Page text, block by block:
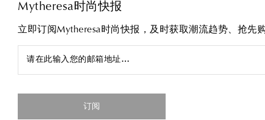
Mytheresa时尚快报
立即订阅Mytheresa时尚快报，及时获取潮流趋势、抢先
请在此输入您的邮箱地址…
订阅